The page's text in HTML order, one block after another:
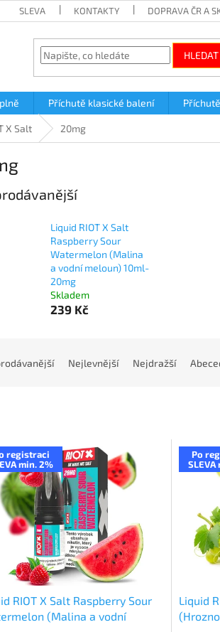
SLEVA KONTAKTY DOPRAVA ČR A
HLEDAT
Příchutě klasické balení
X Salt 20mg
Liquid RIOT X Salt
Raspberry Sour
Watermelon (Malina
a vodní meloun) 10ml-
20mg
Skladem
239 Kč
Nejlevnější Nejdražší
registraci
min. 2%
RIOT X Salt Raspberry Sour
(Malina a vodní
Po
SLEVA
Liquid